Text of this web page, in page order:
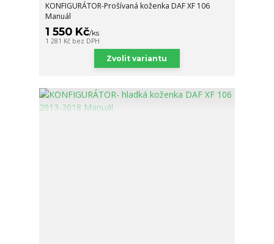
KONFIGURÁTOR-Prošívaná koženka DAF XF 106
Manuál
1 550 Kč/ks
1 281 Kč bez DPH
Zvolit variantu